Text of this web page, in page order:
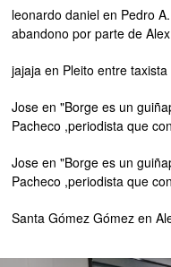
leonardo daniel en Pedro
abandono por parte de
jajaja en Pleito entre
Jose en"Borge es un
Pacheco ,periodista que
Jose en"Borge es un
Pacheco ,periodista que
Santa Gómez Gómez en